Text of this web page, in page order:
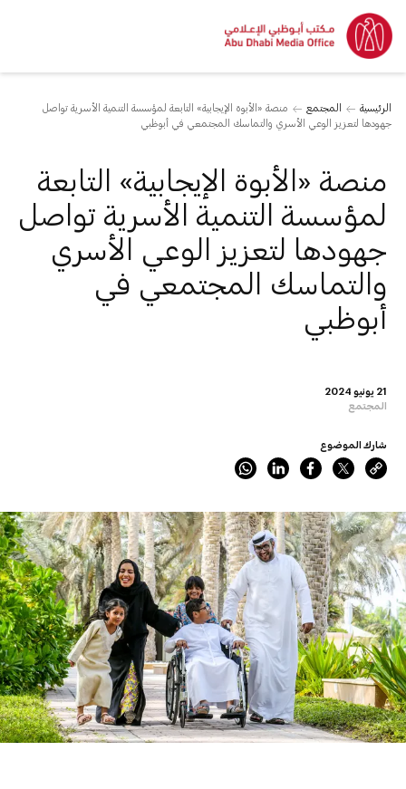
الرئيسية المجتمع
منصة «الأبوة الإيجابية» التابعة لمؤسسة التنمية الأسرية تواصل
جهودها لتعزيز الوعي الأسري والتماسك المجتمعي في أبوظبي
21 يونيو 2024
المجتمع
منصة «الأبوة الإيجابية» التابعة
لمؤسسة التنمية الأسرية تواصل
جهودها لتعزيز الوعي الأسري
والتماسك المجتمعي في
أبوظبي
شارك الموضوع